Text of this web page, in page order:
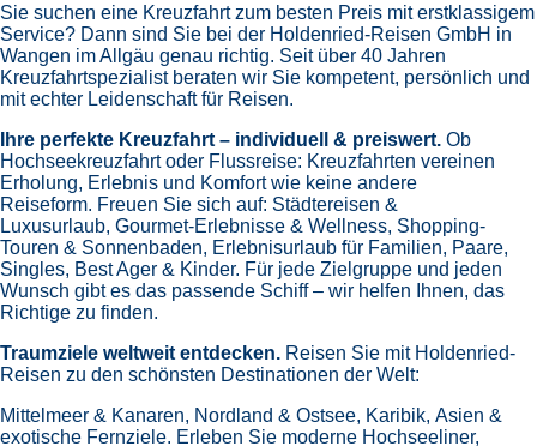
Sie suchen eine Kreuzfahrt zum besten Preis mit erstklassigem
Service? Dann sind Sie bei der Holdenried-Reisen GmbH in
Wangen im Allgäu genau richtig. Seit über 40 Jahren
Kreuzfahrtspezialist beraten wir Sie kompetent, persönlich und
mit echter Leidenschaft für Reisen.
Ihre perfekte Kreuzfahrt – individuell & preiswert. Ob
Hochseekreuzfahrt oder Flussreise: Kreuzfahrten vereinen
Erholung, Erlebnis und Komfort wie keine andere
Reiseform. Freuen Sie sich auf: Städtereisen &
Luxusurlaub, Gourmet-Erlebnisse & Wellness, Shopping-
Touren & Sonnenbaden, Erlebnisurlaub für Familien, Paare,
Singles, Best Ager & Kinder. Für jede Zielgruppe und jeden
Wunsch gibt es das passende Schiff – wir helfen Ihnen, das
Richtige zu finden.
Traumziele weltweit entdecken. Reisen Sie mit Holdenried-
Reisen zu den schönsten Destinationen der Welt:
Mittelmeer & Kanaren, Nordland & Ostsee, Karibik, Asien &
exotische Fernziele. Erleben Sie moderne Hochseeliner,